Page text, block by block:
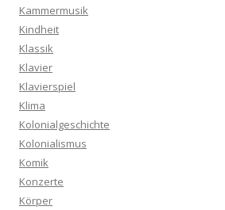
Kammermusik
Kindheit
Klassik
Klavier
Klavierspiel
Klima
Kolonialgeschichte
Kolonialismus
Komik
Konzerte
Körper